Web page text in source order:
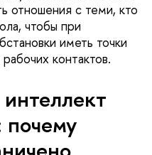
отношения с теми, кто
чтобы при
иметь точки
контактов.
почему